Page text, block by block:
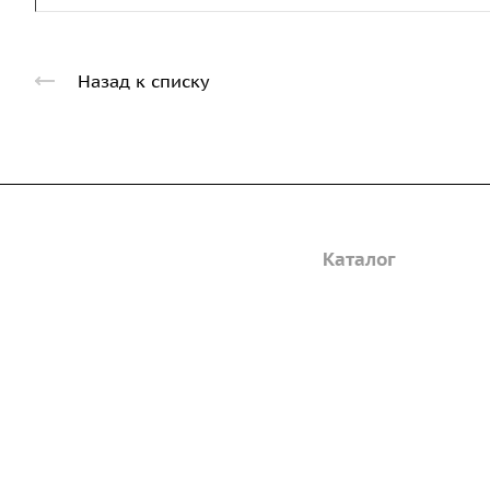
Назад к списку
Каталог